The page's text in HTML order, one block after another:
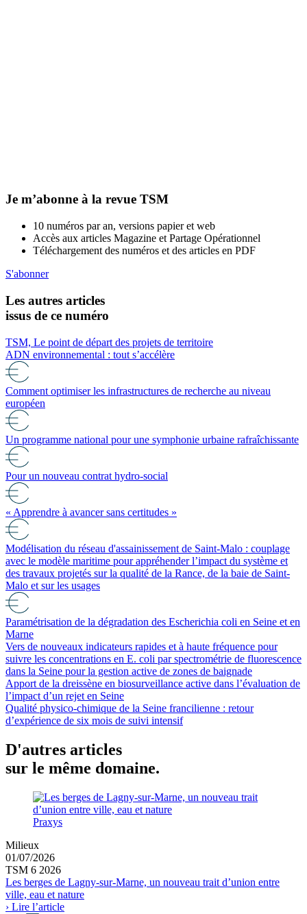
Je m’abonne à la revue TSM
10 numéros par an, versions papier et web
Accès aux articles Magazine et Partage Opérationnel
Téléchargement des numéros et des articles en PDF
S'abonner
Les autres articles
issus de ce numéro
TSM, Le point de départ des projets de territoire
ADN environnemental : tout s’accélère
Comment optimiser les infrastructures de recherche au niveau
européen
Un programme national pour une symphonie urbaine rafraîchissante
Pour un nouveau contrat hydro-social
« Apprendre à avancer sans certitudes »
Modélisation du réseau d'assainissement de Saint-Malo : couplage
avec le modèle maritime pour appréhender l’impact du système et
des travaux projetés sur la qualité de la Rance, de la baie de Saint-
Malo et sur les usages
Paramétrisation de la dégradation des Escherichia coli en Seine et en
Marne
Vers de nouveaux indicateurs rapides et à haute fréquence pour
suivre les concentrations en E. coli par spectrométrie de fluorescence
dans la Seine pour la gestion active de zones de baignade
Apport de la dreissène en biosurveillance active dans l’évaluation de
l’impact d’un rejet en Seine
Qualité physico-chimique de la Seine francilienne : retour
d’expérience de six mois de suivi intensif
D'autres articles
sur le même domaine.
Praxys
Milieux
01/07/2026
TSM 6 2026
Les berges de Lagny-sur-Marne, un nouveau trait d’union entre
ville, eau et nature
› Lire l’article